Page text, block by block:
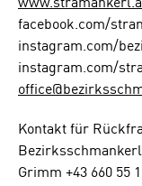
facebook.com/
instagram.com/
instagram.com/
Kontakt für
Grimm +43 660 55